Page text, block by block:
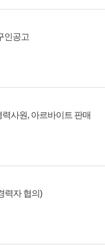
인공고
사원, 아르바이트 판매
력자 협의)